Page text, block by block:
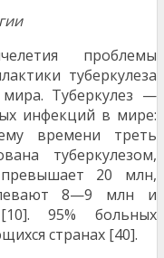
проблемы
туберкулеза
Туберкулез —
инфекций в мире:
времени треть
туберкулезом,
20 млн,
8—9 млн и
95% больных
странах [40].